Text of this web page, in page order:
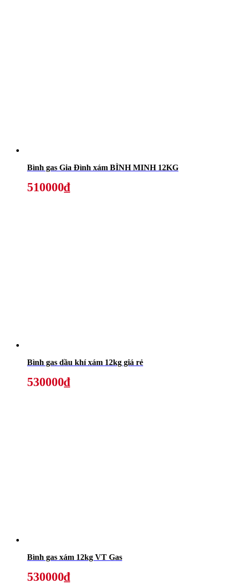
Bình gas Gia Đình xám BÌNH MINH 12KG
510000₫
Bình gas dầu khí xám 12kg giá rẻ
530000₫
Bình gas xám 12kg VT Gas
530000₫